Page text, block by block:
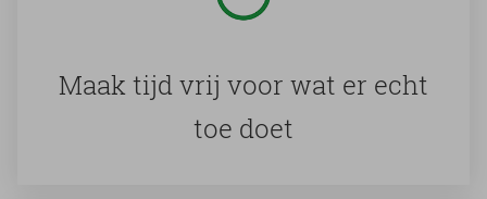
Maak tijd vrij voor wat er echt
toe doet